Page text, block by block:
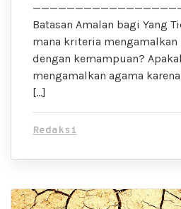
Batasan Amalan bagi Yang
mana kriteria mengamalkan
dengan kemampuan?
mengamalkan agama
[…]
Redaksi